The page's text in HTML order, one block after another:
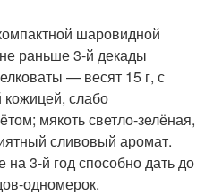
шаровидной
раньше 3-й декады
— весят 15 г, с
кожицей, слабо
мякоть светло-зелёная,
сливовый аромат.
3-й год способно дать до
одномерок.